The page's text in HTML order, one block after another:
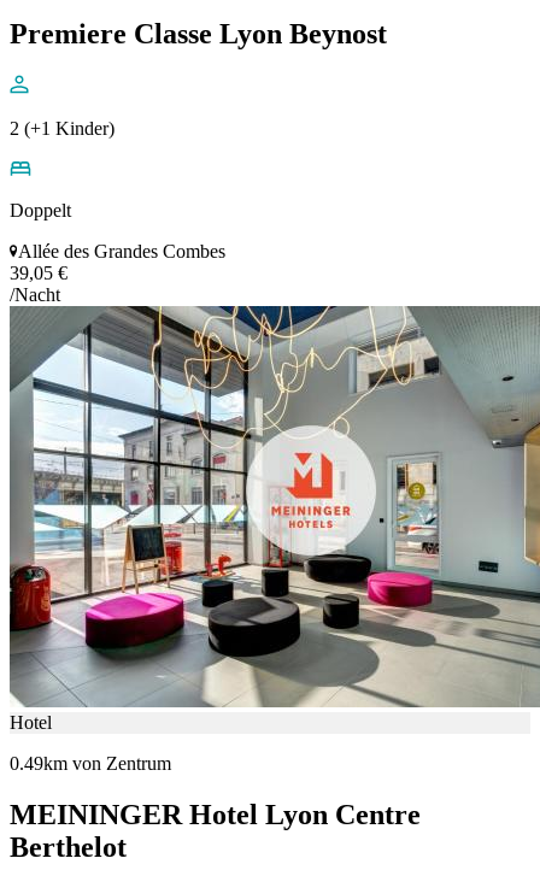
Premiere Classe Lyon Beynost
2 (+1 Kinder)
Doppelt
Allée des Grandes Combes
39,05 €
/Nacht
Hotel
0.49km von Zentrum
MEININGER Hotel Lyon Centre
Berthelot